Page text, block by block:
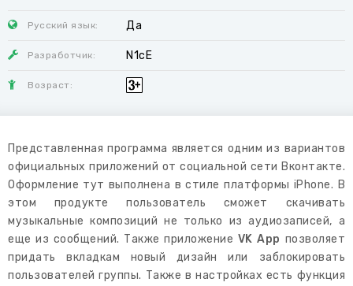
Русский язык: Да
Разработчик: N1cE
Возраст:
Представленная программа является одним из вариантов
официальных приложений от социальной сети Вконтакте.
Оформление тут выполнена в стиле платформы iPhone. В
этом продукте пользователь сможет скачивать
музыкальные композиций не только из аудиозаписей, а
еще из сообщений. Также приложение VK App позволяет
придать вкладкам новый дизайн или заблокировать
пользователей группы. Также в настройках есть функция